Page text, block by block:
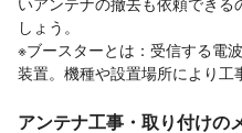
しょう。
※ブースターとは：受信する電
装置。機種や設置場所により工
アンテナ工事・取り付けの